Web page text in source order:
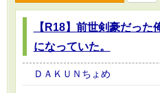
【R18】前世剣豪だっ
になっていた。
ＤＡＫＵＮちょめ